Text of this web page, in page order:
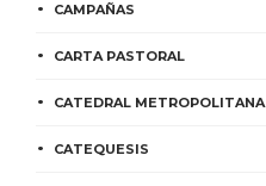
CAMPAÑAS
CARTA PASTORAL
CATEDRAL METROPOLITANA
CATEQUESIS